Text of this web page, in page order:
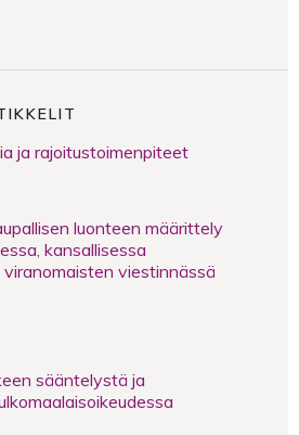
ja rajoitustoimenpiteet
luonteen määrittely
kansallisessa
viranomaisten viestinnässä
sääntelystä ja